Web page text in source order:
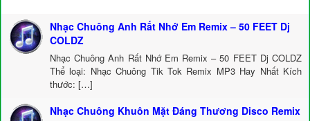
Nhạc Chuông Anh Rất Nhớ Em Remix – 50 FEET Dj
COLDZ
Nhạc Chuông Anh Rất Nhớ Em Remix – 50 FEET Dj COLDZ
Thể loại: Nhạc Chuông Tik Tok Remix MP3 Hay Nhất Kích
thước: […]
Nhạc Chuông Khuôn Mặt Đáng Thương Disco Remix